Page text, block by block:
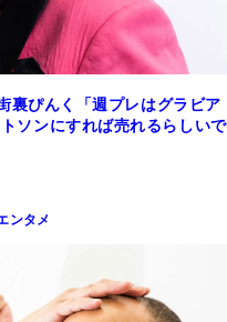
ぴんく「週プレはグラビア
ソンにすれば売れるらしいで
ンタメ